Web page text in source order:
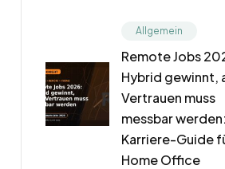
Allgemein
Remote Jobs
Hybrid gewinnt,
Vertrauen muss
messbar
Karriere-Guide
Home Office